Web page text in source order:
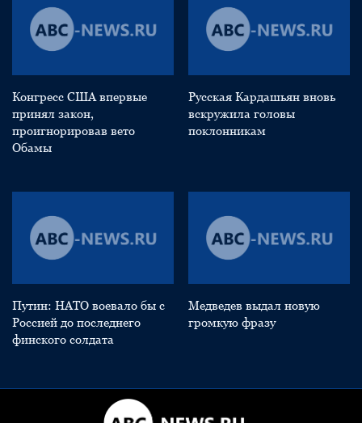
Конгресс США впервые
принял закон,
проигнорировав вето
Обамы
Русская Кардашьян вновь
вскружила головы
поклонникам
Путин: НАТО воевало бы с
Россией до последнего
финского солдата
Медведев выдал новую
громкую фразу